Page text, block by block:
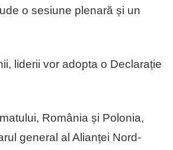
o sesiune plenară și un
liderii vor adopta o Declarație
România și Polonia,
general al Alianței Nord-